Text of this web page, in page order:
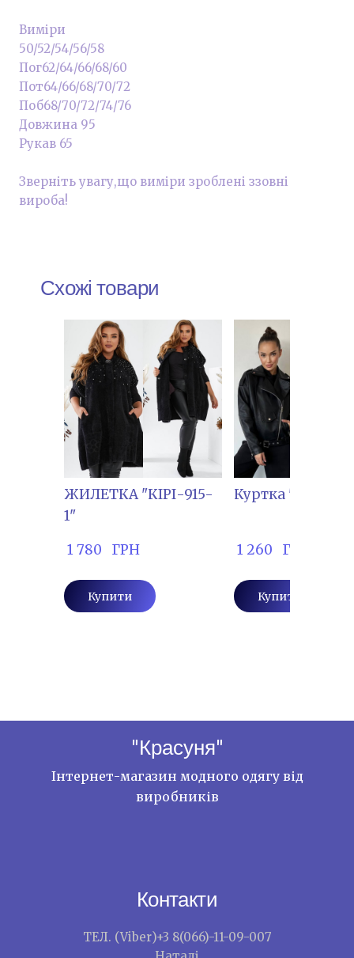
Виміри
50/52/54/56/58
Пог62/64/66/68/60
Пот64/66/68/70/72
Поб68/70/72/74/76
Довжина 95
Рукав 65
Зверніть увагу,що виміри зроблені ззовні
вироба!
Схожі товари
ЖИЛЕТКА "КІРІ-915-
1"
1 780   ГРН
Купити
Куртка "ІННА-
1 260   ГРН
Купити
"Красуня"
Інтернет-магазин модного одягу від
виробників
Контакти
ТЕЛ. (Viber)+3 8(066)-11-09-007